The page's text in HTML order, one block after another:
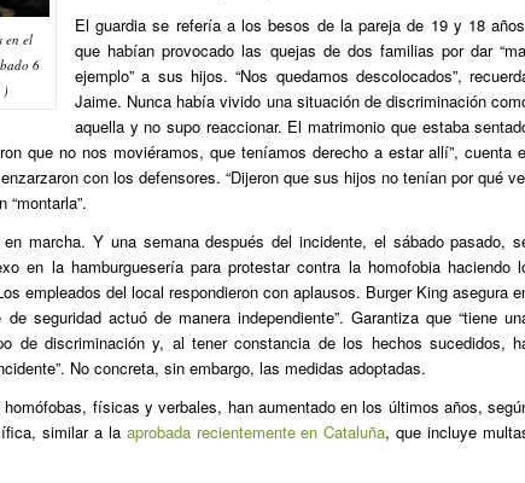
en el
6
)
El guardia se refería a los besos de la pareja de 19 y 18
que habían provocado las quejas de dos familias por dar
ejemplo” a sus hijos. “Nos quedamos descolocados”,
Jaime. Nunca había vivido una situación de discriminación
aquella y no supo reaccionar. El matrimonio que estaba
que no nos moviéramos, que teníamos derecho a estar allí”, cuenta
con los defensores. “Dijeron que sus hijos no tenían por qué
marcha. Y una semana después del incidente, el sábado pasado,
en la hamburguesería para protestar contra la homofobia haciendo
empleados del local respondieron con aplausos. Burger King asegura
seguridad actuó de manera independiente”. Garantiza que “tiene
de discriminación y, al tener constancia de los hechos sucedidos,
No concreta, sin embargo, las medidas adoptadas.
físicas y verbales, han aumentado en los últimos años,
similar a la aprobada recientemente en Cataluña, que incluye